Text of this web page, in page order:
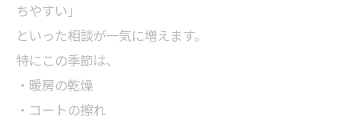
ちやすい」
といった相談が一気に増えます。
特にこの季節は、
・暖房の乾燥
・コートの擦れ